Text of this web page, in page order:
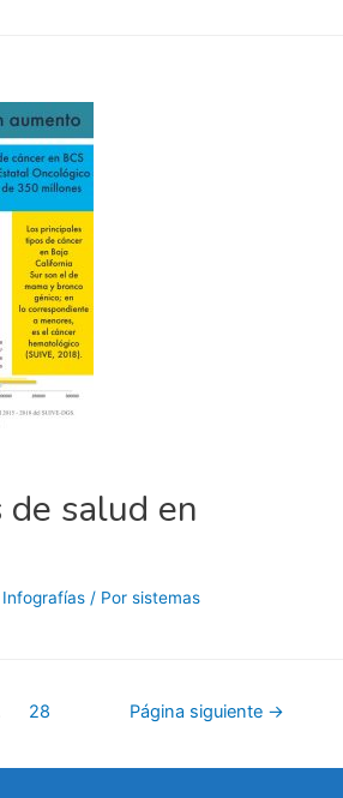
salud en
Infografías / Por sistemas
28 Página siguiente →